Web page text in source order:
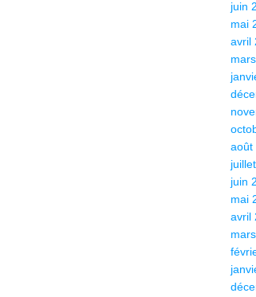
juin
mai
avril
août
juin
mai
avril